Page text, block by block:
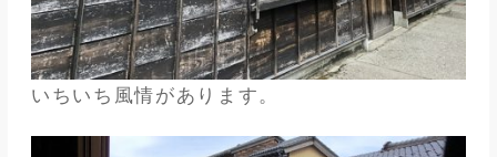
いちいち風情があります。